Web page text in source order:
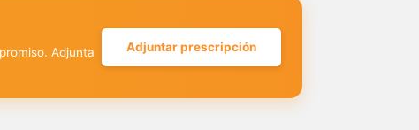
Adjunta
Adjuntar prescripción